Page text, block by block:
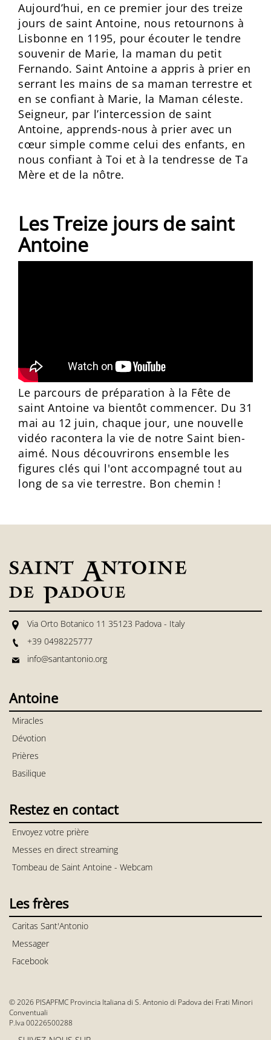
Aujourd’hui, en ce premier jour des treize
jours de saint Antoine, nous retournons à
Lisbonne en 1195, pour écouter le tendre
souvenir de Marie, la maman du petit
Fernando. Saint Antoine a appris à prier en
serrant les mains de sa maman terrestre et
en se confiant à Marie, la Maman céleste.
Seigneur, par l’intercession de saint
Antoine, apprends-nous à prier avec un
cœur simple comme celui des enfants, en
nous confiant à Toi et à la tendresse de Ta
Mère et de la nôtre.
Les Treize jours de saint
Antoine
Le parcours de préparation à la Fête de
saint Antoine va bientôt commencer. Du 31
mai au 12 juin, chaque jour, une nouvelle
vidéo racontera la vie de notre Saint bien-
aimé. Nous découvrirons ensemble les
figures clés qui l'ont accompagné tout au
long de sa vie terrestre. Bon chemin !
Via Orto Botanico 11 35123 Padova - Italy
+39 0498225777
info@santantonio.org
Antoine
Miracles
Dévotion
Prières
Basilique
Restez en contact
Envoyez votre prière
Messes en direct streaming
Tombeau de Saint Antoine - Webcam
Les frères
Caritas Sant'Antonio
Messager
Facebook
© 2026 PISAPFMC Provincia Italiana di S. Antonio di Padova dei Frati Minori
Conventuali
P.Iva 00226500288